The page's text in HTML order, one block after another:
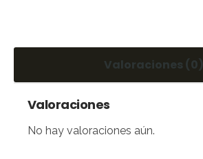
Valoraciones (0)
Valoraciones
No hay valoraciones aún.